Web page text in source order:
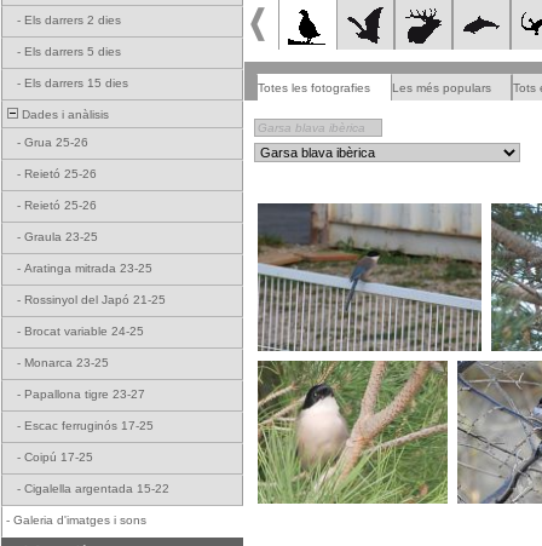
- Els darrers 2 dies
- Els darrers 5 dies
- Els darrers 15 dies
Dades i anàlisis
- Grua 25-26
- Reietó 25-26
- Reietó 25-26
- Graula 23-25
- Aratinga mitrada 23-25
- Rossinyol del Japó 21-25
- Brocat variable 24-25
- Monarca 23-25
- Papallona tigre 23-27
- Escac ferruginós 17-25
- Coipú 17-25
- Cigalella argentada 15-22
- Galeria d'imatges i sons
Totes les fotografies Les més populars Tots